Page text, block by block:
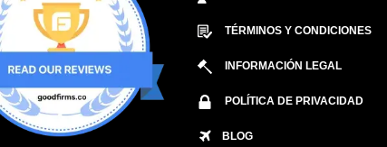
TÉRMINOS Y CONDICIONES
INFORMACIÓN LEGAL
POLÍTICA DE PRIVACIDAD
BLOG